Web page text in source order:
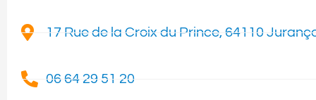
17 Rue de la Croix du Prince, 64110
06 64 29 51 20